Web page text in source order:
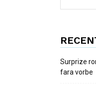
Surprize
fara vorbe